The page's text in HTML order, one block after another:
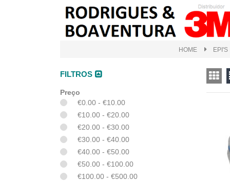
HOME
FILTROS
Preço
€0.00 - €10.00
€10.00 - €20.00
€20.00 - €30.00
€30.00 - €40.00
€40.00 - €50.00
€50.00 - €100.00
€100.00 - €500.00